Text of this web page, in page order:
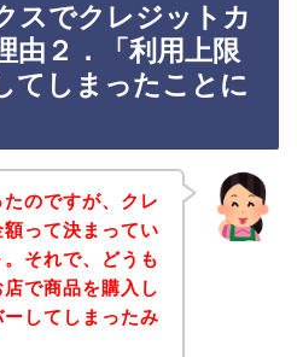
スでクレジットカ
由２．「利用上限
てしまったことに
のですが、クレ
って決まってい
それで、どうも
で商品を購入し
してしまったみ